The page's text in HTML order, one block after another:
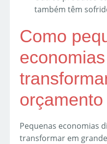
também têm
Como
Pequenas economias
transformar em